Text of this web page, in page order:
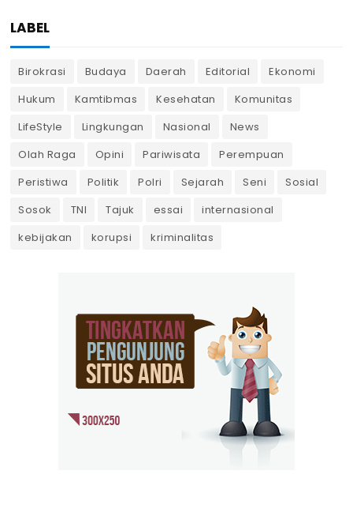
LABEL
Birokrasi Budaya Daerah Editorial
Ekonomi
Hukum
Kamtibmas Kesehatan
Komunitas
LifeStyle
Lingkungan Nasional
News
Olah Raga
Opini Pariwisata
Perempuan
Peristiwa
Politik Polri Sejarah Seni
Sosial
Sosok
TNI Tajuk essai
internasional
kebijakan
korupsi kriminalitas